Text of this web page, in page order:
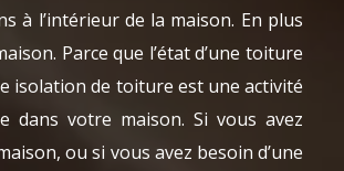
à l’intérieur de la maison. En plus
Parce que l’état d’une toiture
isolation de toiture est une activité
dans votre maison. Si vous avez
ou si vous avez besoin d’une